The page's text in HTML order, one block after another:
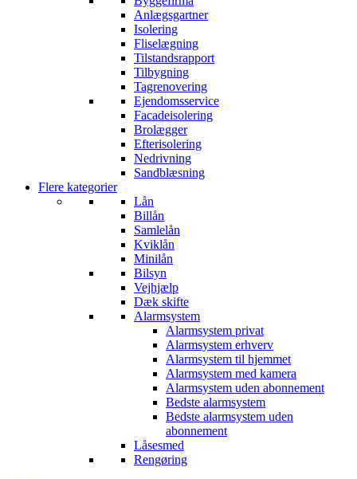
Anlægsgartner
Isolering
Fliselægning
Tilstandsrapport
Tilbygning
Tagrenovering
Ejendomsservice
Facadeisolering
Brolægger
Efterisolering
Nedrivning
Sandblæsning
Flere kategorier
Lån
Billån
Samlelån
Kviklån
Minilån
Bilsyn
Vejhjælp
Dæk skifte
Alarmsystem
Alarmsystem privat
Alarmsystem erhverv
Alarmsystem til hjemmet
Alarmsystem med kamera
Alarmsystem uden abonnement
Bedste alarmsystem
Bedste alarmsystem uden
abonnement
Låsesmed
Rengøring